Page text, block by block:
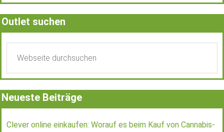
Outlet suchen
Neueste Beiträge
Clever online einkaufen: Worauf es beim Kauf von Cannabis-